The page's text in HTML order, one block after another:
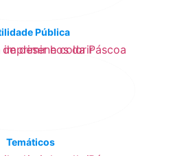
Pública
Temáticos